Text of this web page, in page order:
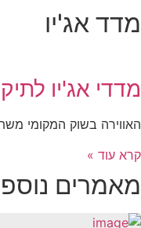
מדד אג'יו
מדדי אג'יו
האווירה בשוק המקומי
קרא עוד »
מאמרים